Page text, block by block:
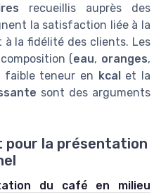
recueillis auprès des
la satisfaction liée à la
à la fidélité des clients. Les
(eau, oranges,
faible teneur en kcalet la
sont des arguments
pour la présentation
du café en milieu